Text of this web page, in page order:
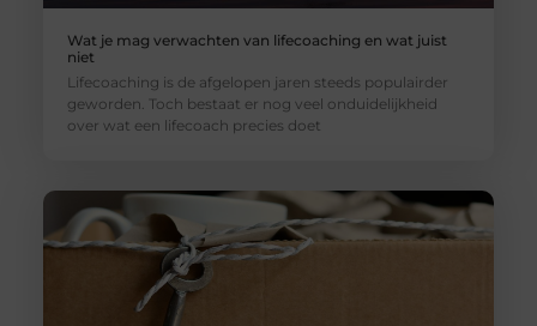
Wat je mag verwachten van lifecoaching en wat juist
niet
Lifecoaching is de afgelopen jaren steeds populairder
geworden. Toch bestaat er nog veel onduidelijkheid
over wat een lifecoach precies doet